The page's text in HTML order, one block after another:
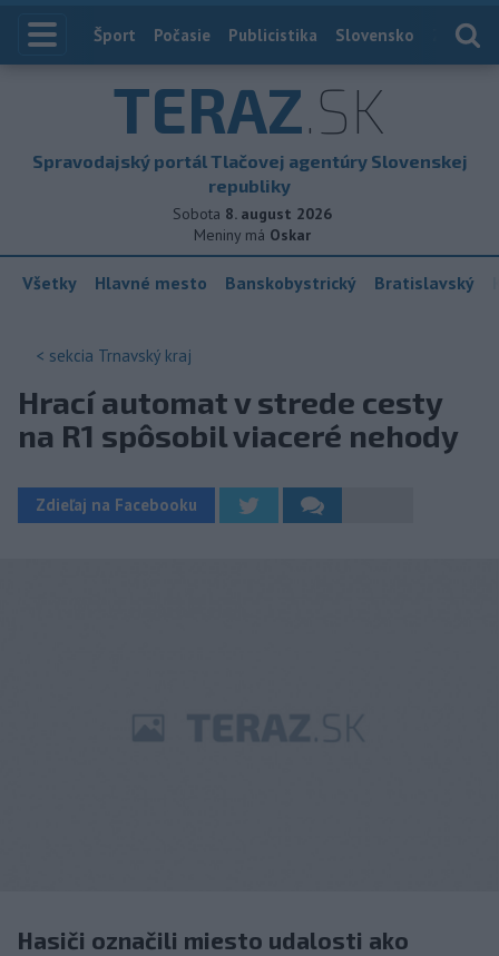
Index
Šport Počasie Publicistika Slovensko
TERAZ.SK
Spravodajský portál Tlačovej agentúry Slovenskej
republiky
Sobota 8. august 2026
Meniny má Oskar
Všetky Hlavné mesto Banskobystrický Bratislavský
< sekcia Trnavský kraj
Hrací automat v strede cesty
na R1 spôsobil viaceré nehody
Zdieľaj na Facebooku
Hasiči označili miesto udalosti ako